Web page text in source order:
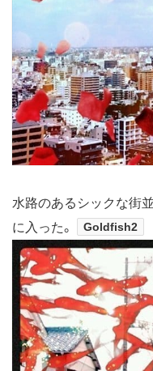
水路のあるシックな街
に入った。
Goldfish2